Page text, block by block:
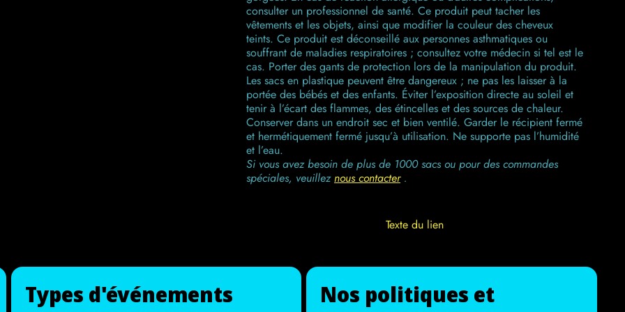
consulter un professionnel de santé. Ce produit peut tacher les
vêtements et les objets, ainsi que modifier la couleur des cheveux
teints. Ce produit est déconseillé aux personnes asthmatiques ou
souffrant de maladies respiratoires ; consultez votre médecin si tel est le
cas. Porter des gants de protection lors de la manipulation du produit.
Les sacs en plastique peuvent être dangereux ; ne pas les laisser à la
portée des bébés et des enfants. Éviter l’exposition directe au soleil et
tenir à l’écart des flammes, des étincelles et des sources de chaleur.
Conserver dans un endroit sec et bien ventilé. Garder le récipient fermé
et hermétiquement fermé jusqu’à utilisation. Ne supporte pas l’humidité
et l’eau.
Si vous avez besoin de plus de 1000 sacs ou pour des commandes
spéciales, veuilleznous contacter.
Texte du lien
Types d'événements
Nos politiques et